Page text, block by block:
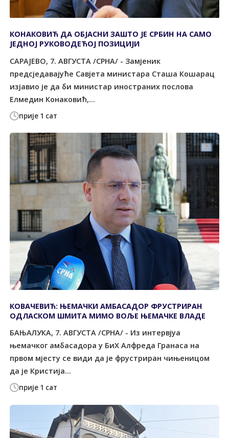
прије 1 сат
КОНАКОВИЋ ДА ОБЈАСНИ ЗАШТО ЈЕ СРБИН НА САМО
ЈЕДНОЈ РУКОВОДЕЋОЈ ПОЗИЦИЈИ
САРАЈЕВО, 7. АВГУСТА /СРНА/ - Замјеник
предсједавајуће Савјета министара Сташа Кошарац
изјавио је да би министар иностраних послова
Елмедин Конаковић,...
прије 1 сат
КОВАЧЕВИЋ: ЊЕМАЧКИ АМБАСАДОР ФРУСТРИРАН
ОДЛАСКОМ ШМИТА МИМО ВОЉЕ ЊЕМАЧКЕ ВЛАДЕ
БАЊАЛУКА, 7. АВГУСТА /СРНА/ - Из интервјуа
њемачког амбасадора у БиХ Алфреда Гранаса на
првом мјесту се види да је фрустриран чињеницом
да је Кристија...